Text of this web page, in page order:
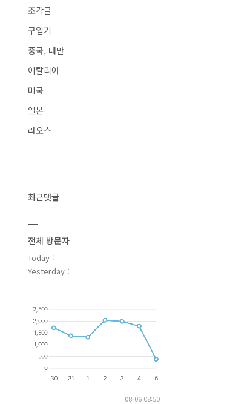
조각글
구입기
중국, 대만
이탈리아
미국
일본
라오스
최근댓글
전체 방문자
Today :
Yesterday :
08-06 08:50